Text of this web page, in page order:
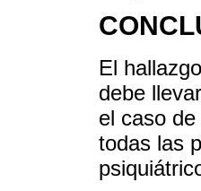
El
debe
el caso
todas las